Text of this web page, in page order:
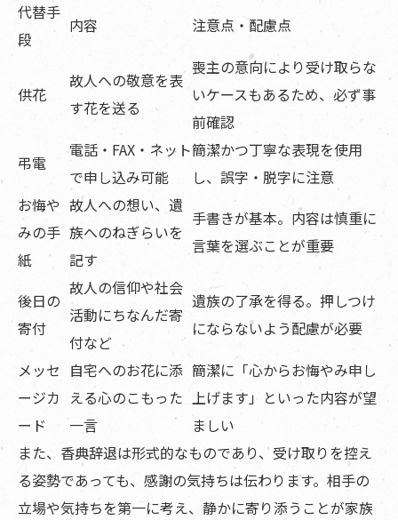
代替手
段
内容 注意点・配慮点
供花
故人への敬意を表
す花を送る
喪主の意向により受け取らな
いケースもあるため、必ず事
前確認
弔電
電話・FAX・ネット
で申し込み可能
簡潔かつ丁寧な表現を使用
し、誤字・脱字に注意
お悔や
みの手
紙
故人への想い、遺
族へのねぎらいを
記す
手書きが基本。内容は慎重に
言葉を選ぶことが重要
後日の
寄付
故人の信仰や社会
活動にちなんだ寄
付など
遺族の了承を得る。押しつけ
にならないよう配慮が必要
メッセ
ージカ
ード
自宅へのお花に添
える心のこもった
一言
簡潔に「心からお悔やみ申し
上げます」といった内容が望
ましい
また、香典辞退は形式的なものであり、受け取りを控え
る姿勢であっても、感謝の気持ちは伝わります。相手の
立場や気持ちを第一に考え、静かに寄り添うことが家族